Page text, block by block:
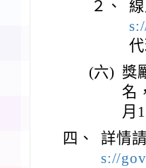
２、
(六) 獎
名
月
四、
詳情
s://